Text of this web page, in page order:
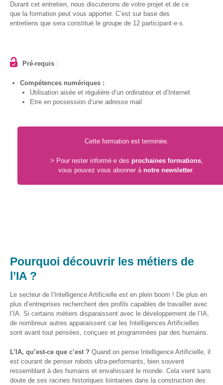
Durant cet entretien, nous discuterons de votre projet et de ce
que la formation peut vous apporter. C’est sur base des
entretiens que sera constitué le groupe de 12 participant·e·s.
Pré-requis :
Compétences numériques :
Utilisation aisée et régulière d’un ordinateur et d’Internet
Etre en possession d’une adresse mail
Cette formation est terminée.
> Pour rester informé·e des prochaines formations,
vous pouvez vous abonner à notre newsletter.
Pourquoi découvrir les métiers de
l’IA ?
Le secteur de l’Intelligence Artificielle est en plein boom ! De plus en
plus d’entreprises recherchent des profils capables de travailler avec
l’IA. Si certains métiers disparaissent avec le développement de l’IA,
de nombreux autres apparaissent car les Intelligences Artificielles
sont avant tout pensées, conçues et programmées par des humains.
L’IA, qu’est-ce que c’est ? Quand on pense Intelligence Artificielle, il
est courant de penser robots ultra-performants, bien souvent
ressemblant à des humains et envahissant le monde. Cela vient sans
doute de ses racines historiques lointaines dans la construction des
Pour
les
: menez
des métiers
: quelle
place pour
les femmes
Interviews
« Les métiers
c’est ton genre
? »
Sensibiliser